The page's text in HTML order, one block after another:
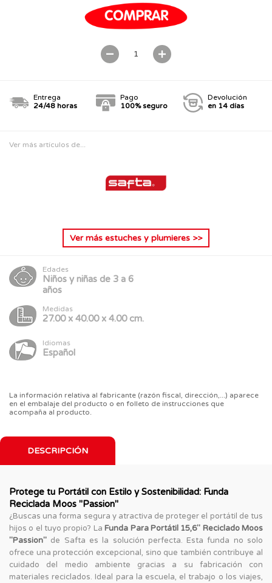
Entrega
24/48 horas
Pago
100% seguro
Devolución
en 14 días
Ver más artículos de...
Ver más estuches y plumieres >>
Edades
Niños y niñas de 3 a 6
años
Medidas
27.00 x 40.00 x 4.00 cm.
Idiomas
Español
La información relativa al fabricante (razón fiscal, dirección,...) aparece
en el embalaje del producto o en folleto de instrucciones que
acompaña al producto.
DESCRIPCIÓN
Protege tu Portátil con Estilo y Sostenibilidad: Funda
Reciclada Moos "Passion"
¿Buscas una forma segura y atractiva de proteger el portátil de tus
hijos o el tuyo propio? LaFunda Para Portátil 15,6'' Reciclado Moos
"Passion" de Safta es la solución perfecta. Esta funda no solo
ofrece una protección excepcional, sino que también contribuye al
cuidado del medio ambiente gracias a su fabricación con
materiales reciclados. Ideal para la escuela, el trabajo o los viajes,